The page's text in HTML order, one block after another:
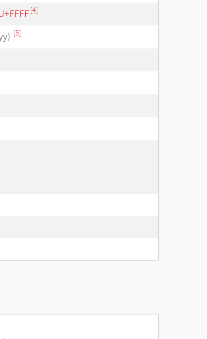
[4]
[5]